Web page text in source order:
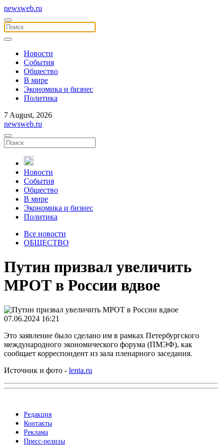
newsweb.ru
Новости
События
Общество
В мире
Экономика и бизнес
Политика
7 August, 2026
newsweb.ru
Новости
События
Общество
В мире
Экономика и бизнес
Политика
Все новости
ОБЩЕСТВО
Путин призвал увеличить
МРОТ в России вдвое
07.06.2024 16:21
Это заявление было сделано им в рамках Петербургского
международного экономического форума (ПМЭФ), как
сообщает корреспондент из зала пленарного заседания.
Источник и фото - lenta.ru
Редакция
Контакты
Реклама
Пресс-релизы